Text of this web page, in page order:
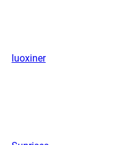
luoxiner